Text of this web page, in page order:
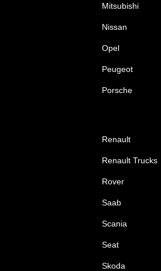
Mitsubishi
Nissan
Opel
Peugeot
Porsche
Renault
Renault Trucks
Rover
Saab
Scania
Seat
Skoda